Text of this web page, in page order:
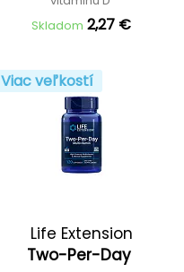
Skladom 2,27 €
Viac veľkostí
Life Extension
Two-Per-Day